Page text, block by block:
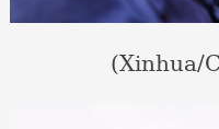
(Xinhua/